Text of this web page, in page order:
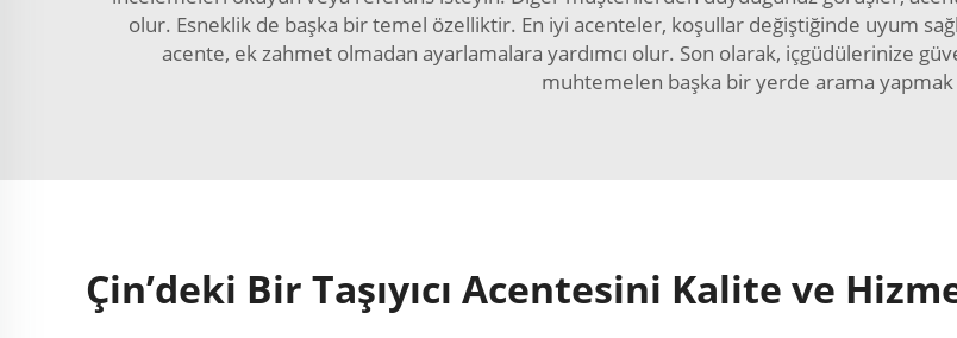
olur. Esneklik de başka bir temel özelliktir. En iyi acenteler, koşullar değiştiğinde uyum
acente, ek zahmet olmadan ayarlamalara yardımcı olur. Son olarak, içgüdülerinize
muhtemelen başka bir yerde arama
Çin’deki Bir Taşıyıcı Acentesini Kalite ve